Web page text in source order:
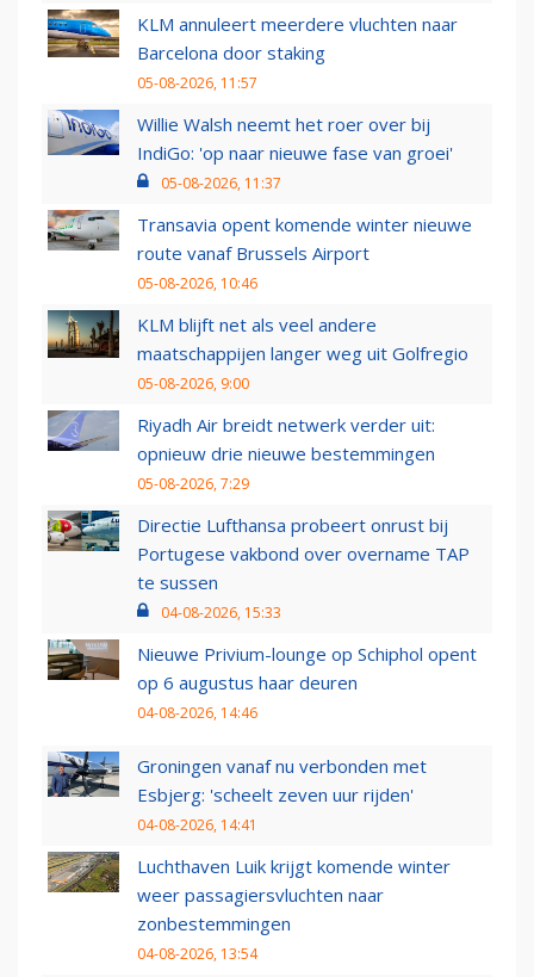
KLM annuleert meerdere vluchten naar
Barcelona door staking
05-08-2026, 11:57
Willie Walsh neemt het roer over bij
IndiGo: 'op naar nieuwe fase van groei'
05-08-2026, 11:37
Transavia opent komende winter nieuwe
route vanaf Brussels Airport
05-08-2026, 10:46
KLM blijft net als veel andere
maatschappijen langer weg uit Golfregio
05-08-2026, 9:00
Riyadh Air breidt netwerk verder uit:
opnieuw drie nieuwe bestemmingen
05-08-2026, 7:29
Directie Lufthansa probeert onrust bij
Portugese vakbond over overname TAP
te sussen
04-08-2026, 15:33
Nieuwe Privium-lounge op Schiphol opent
op 6 augustus haar deuren
04-08-2026, 14:46
Groningen vanaf nu verbonden met
Esbjerg: 'scheelt zeven uur rijden'
04-08-2026, 14:41
Luchthaven Luik krijgt komende winter
weer passagiersvluchten naar
zonbestemmingen
04-08-2026, 13:54